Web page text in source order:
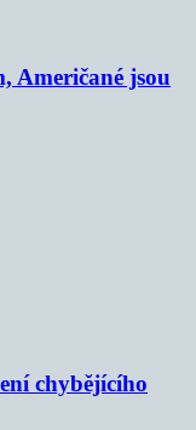
Američané jsou
chybějícího